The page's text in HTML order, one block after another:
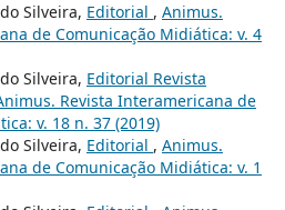
Silveira, Editorial , Animus.
de Comunicação Midiática: v. 4
Silveira, Editorial Revista
Revista Interamericana de
v. 18 n. 37 (2019)
Silveira, Editorial , Animus.
de Comunicação Midiática: v. 1